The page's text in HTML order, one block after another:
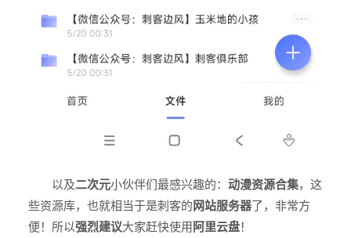
以及二次元小伙伴们最感兴趣的： 动漫资源合集，这
些资源库，也就相当于是刺客的 网站服务器了，非常方
便！所以强烈建议大家赶快使用 阿里云盘！